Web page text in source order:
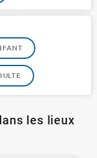
les lieux